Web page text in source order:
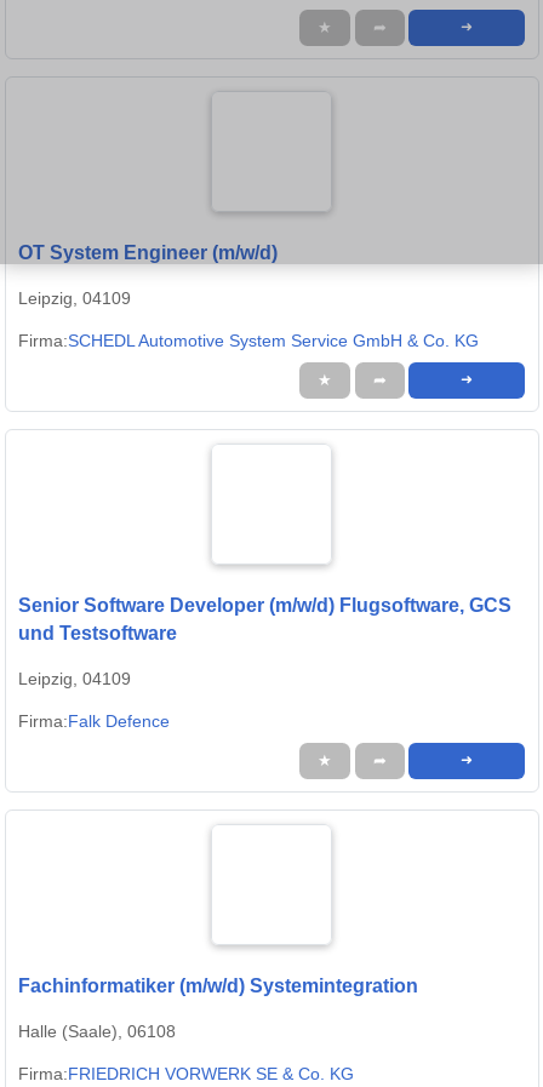
★ ➦ ➜
OT System Engineer (m/w/d)
Leipzig, 04109
Firma:SCHEDL Automotive System Service GmbH & Co. KG
★ ➦ ➜
Senior Software Developer (m/w/d) Flugsoftware, GCS
und Testsoftware
Leipzig, 04109
Firma:Falk Defence
★ ➦ ➜
Fachinformatiker (m/w/d) Systemintegration
Halle (Saale), 06108
Firma:FRIEDRICH VORWERK SE & Co. KG